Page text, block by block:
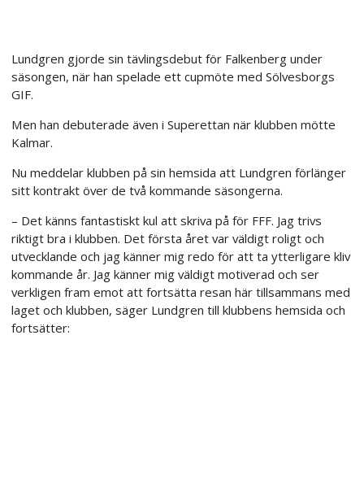
Lundgren gjorde sin tävlingsdebut för Falkenberg under
säsongen, när han spelade ett cupmöte med Sölvesborgs
GIF.
Men han debuterade även i Superettan när klubben mötte
Kalmar.
Nu meddelar klubben på sin hemsida att Lundgren förlänger
sitt kontrakt över de två kommande säsongerna.
– Det känns fantastiskt kul att skriva på för FFF. Jag trivs
riktigt bra i klubben. Det första året var väldigt roligt och
utvecklande och jag känner mig redo för att ta ytterligare kliv
kommande år. Jag känner mig väldigt motiverad och ser
verkligen fram emot att fortsätta resan här tillsammans med
laget och klubben, säger Lundgren till klubbens hemsida och
fortsätter: